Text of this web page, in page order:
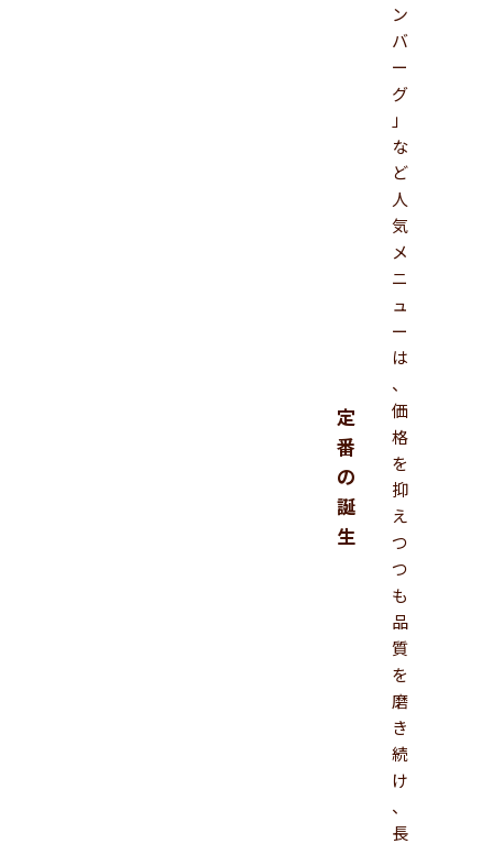
定
番
の
誕
生
ン
バ
ー
グ
」
な
ど
人
気
メ
ニ
ュ
ー
は
、
価
格
を
抑
え
つ
つ
も
品
質
を
磨
き
続
け
、
長